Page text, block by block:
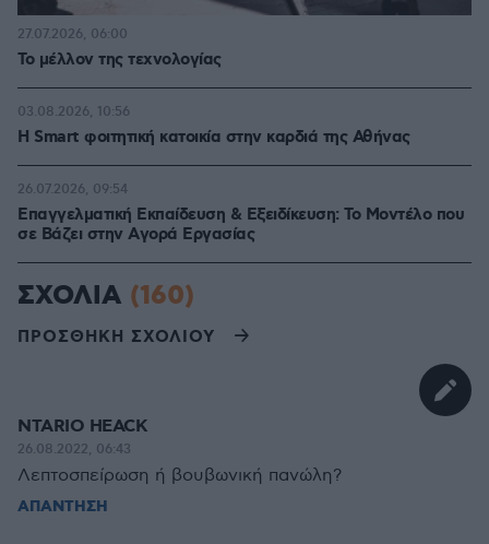
Το μέλλον της τεχνολογίας
27.07.2026, 06:00
Η Smart φοιτητική κατοικία στην καρδιά της Αθήνας
03.08.2026, 10:56
Επαγγελματική Εκπαίδευση & Εξειδίκευση: Το Mοντέλο που
σε Bάζει στην Aγορά Eργασίας
26.07.2026, 09:54
ΣΧΟΛΙΑ (160)
ΠΡΟΣΘΗΚΗ ΣΧΟΛΙΟΥ
NTARIO HEACK
26.08.2022, 06:43
Λεπτοσπείρωση ή βουβωνική πανώλη?
ΑΠΑΝΤΗΣΗ